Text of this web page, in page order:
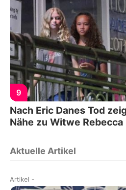
9
Nach Eric Danes Tod
Nähe zu Witwe Rebecca
Aktuelle Artikel
Artikel -